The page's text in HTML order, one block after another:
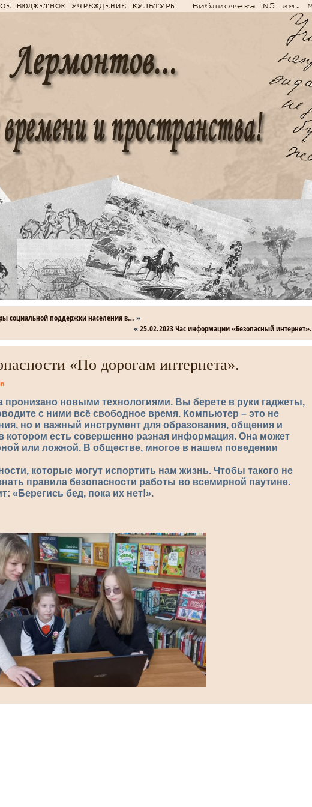
социальной поддержки населения в… »
«25.02.2023 Час информации «Безопасный интернет».
«По дорогам интернета».
пронизано новыми технологиями. Вы берете в руки гаджеты,
с ними всё свободное время. Компьютер – это не
но и важный инструмент для образования, общения и
котором есть совершенно разная информация. Она может
или ложной. В обществе, многое в нашем поведении
которые могут испортить нам жизнь. Чтобы такого не
правила безопасности работы во всемирной паутине.
«Берегись бед, пока их нет!».